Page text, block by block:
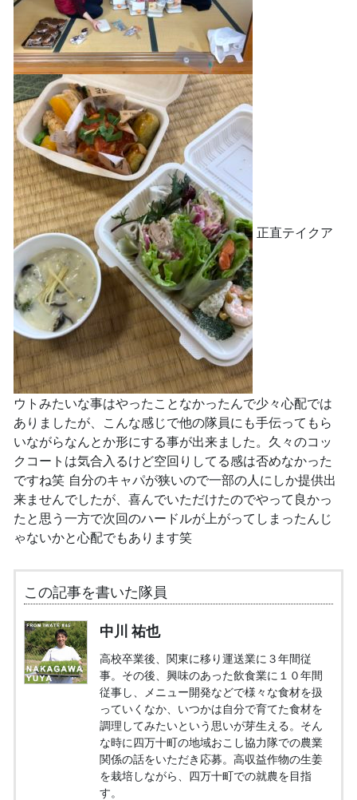
正直テイクア
ウトみたいな事はやったことなかったんで少々心配では
ありましたが、こんな感じで他の隊員にも手伝ってもら
いながらなんとか形にする事が出来ました。久々のコッ
クコートは気合入るけど空回りしてる感は否めなかった
ですね笑 自分のキャパが狭いので一部の人にしか提供出
来ませんでしたが、喜んでいただけたのでやって良かっ
たと思う一方で次回のハードルが上がってしまったんじ
ゃないかと心配でもあります笑
この記事を書いた隊員
中川 祐也
高校卒業後、関東に移り運送業に３年間従
事。その後、興味のあった飲食業に１０年間
従事し、メニュー開発などで様々な食材を扱
っていくなか、いつかは自分で育てた食材を
調理してみたいという思いが芽生える。そん
な時に四万十町の地域おこし協力隊での農業
関係の話をいただき応募。高収益作物の生姜
を栽培しながら、四万十町での就農を目指
す。